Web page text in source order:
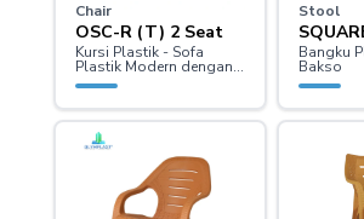
Chair
OSC-R (T) 2 Seat
Kursi Plastik - Sofa
Plastik Modern dengan
Meja 2 Dudukan
Stool
Bangku
Bakso